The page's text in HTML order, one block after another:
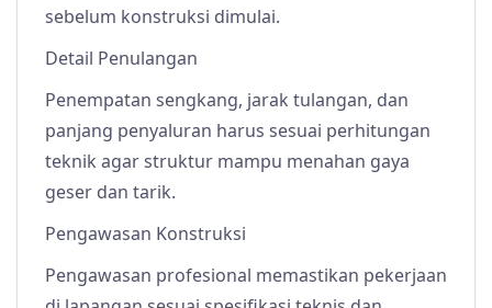
sebelum konstruksi dimulai.
Detail Penulangan
Penempatan sengkang, jarak tulangan, dan
panjang penyaluran harus sesuai perhitungan
teknik agar struktur mampu menahan gaya
geser dan tarik.
Pengawasan Konstruksi
Pengawasan profesional memastikan pekerjaan